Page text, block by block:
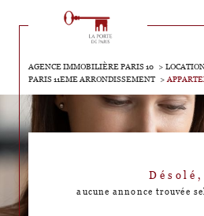
AGENCE IMMOBILIÈRE PARIS 10
PARIS 11EME ARRONDISSEMENT
Désolé,
aucune annonce trouvée